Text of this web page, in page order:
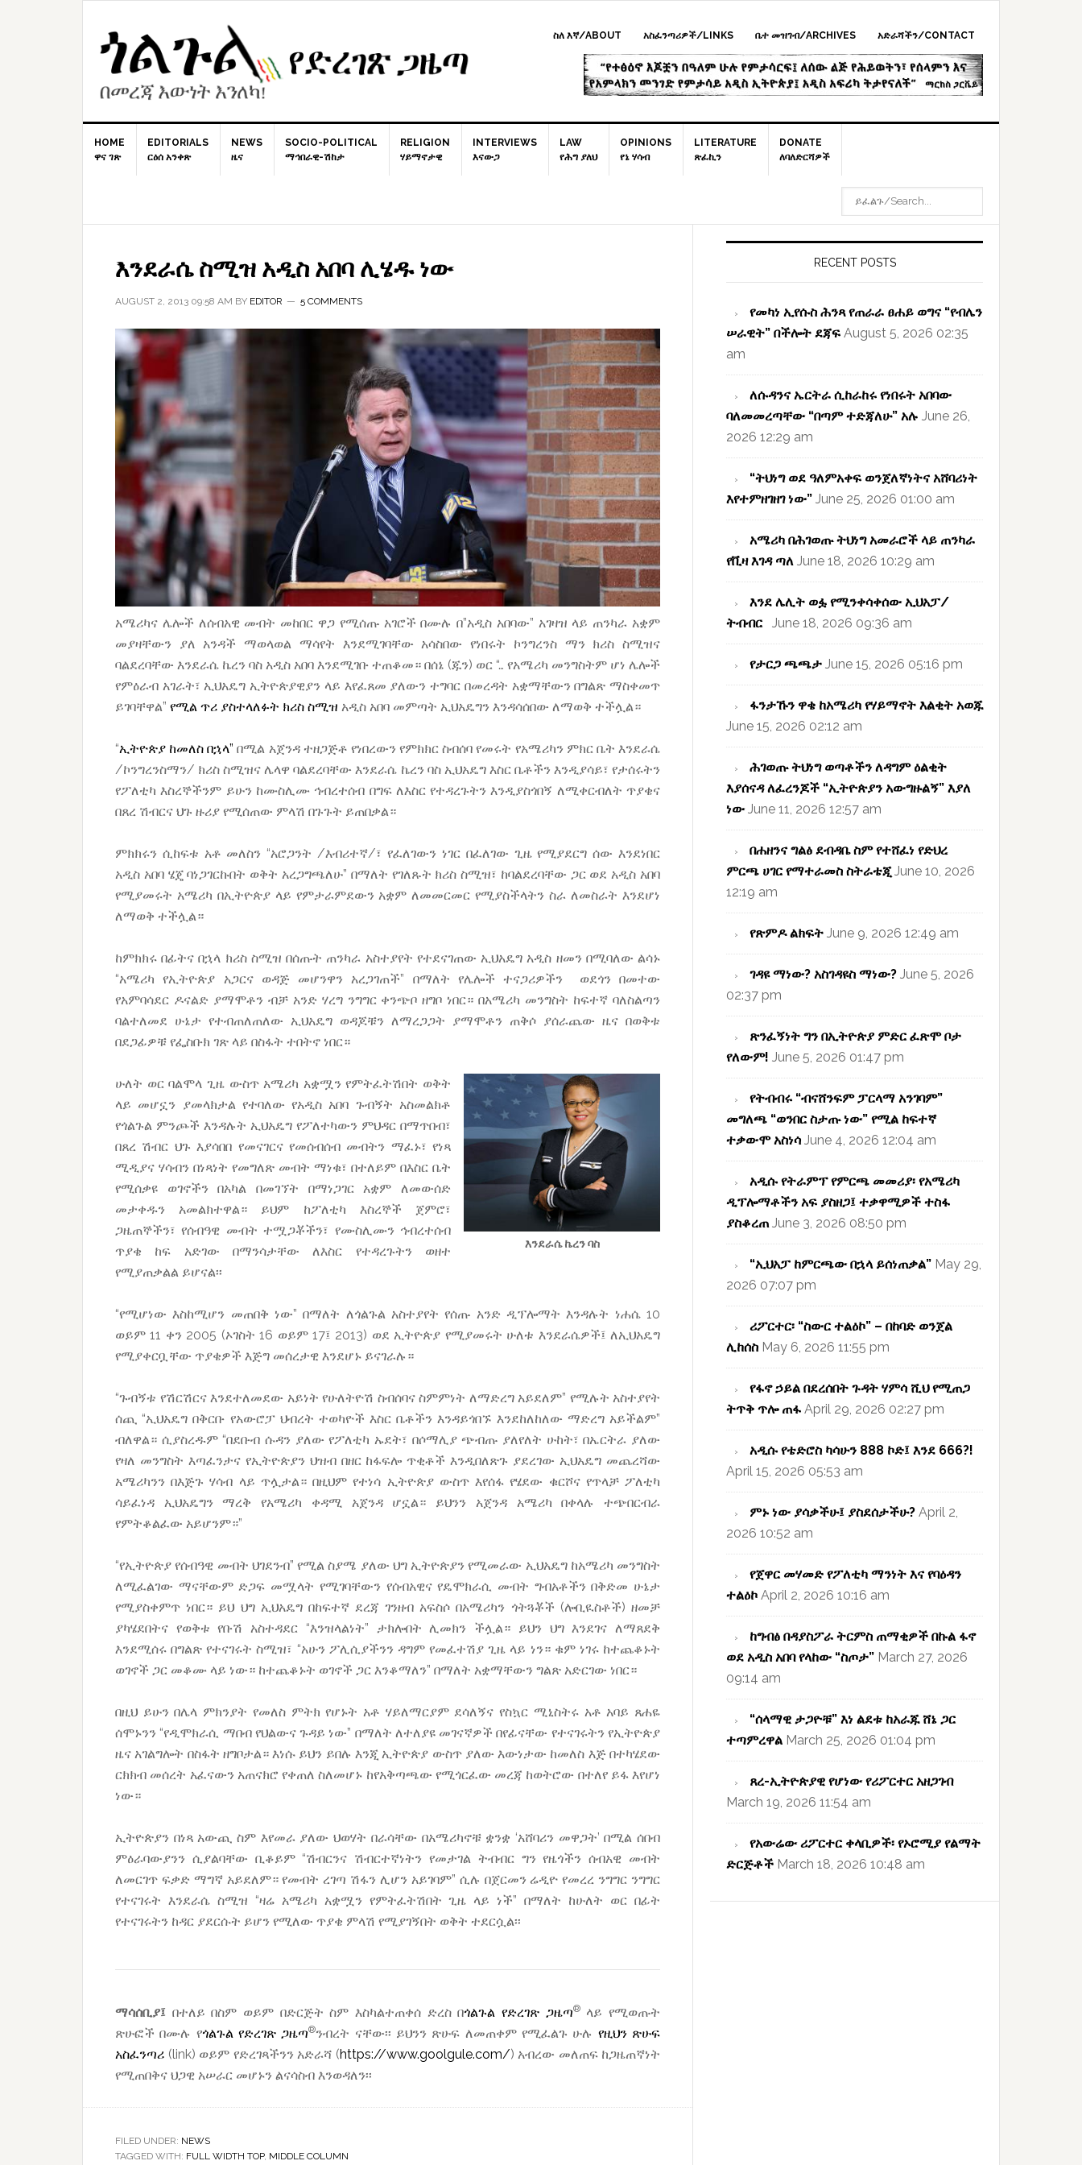
ስለ እኛ/ABOUT አስፈንጣሪዎች/LINKS ቤተ መዝገብ/ARCHIVES አድራሻችን/CONTACT
HOME
ዋና ገጽ
EDITORIALS
ርዕሰ አንቀጽ
NEWS
ዜና
SOCIO-POLITICAL
ማኅበራዊ-ሽከታ
RELIGION
ሃይማኖታዊ
INTERVIEWS
እናውጋ
LAW
የሕግ ያለህ
OPINIONS
የኔ ሃሳብ
LITERATURE
ጽፈኪን
DONATE
ለባለድርሻዎች
እንደራሴ ስሚዝ አዲስ አበባ ሊሄዱ ነው
AUGUST 2, 2013 09:58 AM BY EDITOR 5 COMMENTS
አሜሪካና ሌሎች ለሰብአዊ መብት መከበር ዋጋ የሚሰጡ አገሮች በሙሉ በ”አዲስ አበባው” አገዛዝ ላይ ጠንካራ አቋም
መያዛቸውን ያለ አንዳች ማወላወል ማሳየት እንደሚገባቸው አሳስበው የነበሩት ኮንግረንስ ማን ክሪስ ስሚዝና
ባልደረባቸው እንደራሴ ኬረን ባስ አዲስ አበባ እንደሚገቡ ተጠቆመ። በሰኔ (ጁን) ወር “… የአሜሪካ መንግስትም ሆነ ሌሎች
የምዕራብ አገራት፣ ኢህአዴግ ኢትዮጵያዊያን ላይ እየፈጸመ ያለውን ተግባር በመረዳት አቋማቸውን በግልጽ ማስቀመጥ
ይገባቸዋል” የሚል ጥሪ ያስተላለፉት ክሪስ ስሚዝ አዲስ አበባ መምጣት ኢህአዴግን እንዳሳሰበው ለማወቅ ተችሏል።
“ኢትዮጵያ ከመለስ በኋላ” በሚል አጀንዳ ተዘጋጅቶ የነበረውን የምክክር ስብሰባ የመሩት የአሜሪካን ምክር ቤት እንደራሴ
/ኮንግረንስማን/ ክሪስ ስሚዝና ሌላዋ ባልደረባቸው እንደራሴ ኬረን ባስ ኢህአዴግ እስር ቤቶችን እንዲያሳይ፣ የታሰሩትን
የፖለቲካ እስረኞችንም ይሁን ከሙስሊሙ ኅብረተሰብ በግፍ ለእስር የተዳረጉትን እንዲያስጎበኝ ለሚቀርብለት ጥያቄና
በጸረ ሽብርና ህጉ ዙሪያ የሚሰጠው ምላሽ በጉጉት ይጠበቃል።
ምክክሩን ሲከፍቱ አቶ መለስን “አሮጋንት /እብሪተኛ/፣ የፈለገውን ነገር በፈለገው ጊዜ የሚያደርግ ሰው እንደነበር
አዲስ አበባ ሄጄ ባነጋገርኩበት ወቅት አረጋግጫለሁ” በማለት የገለጹት ክሪስ ስሚዝ፣ ከባልደረባቸው ጋር ወደ አዲስ አበባ
የሚያመሩት አሜሪካ በኢትዮጵያ ላይ የምታራምደውን አቋም ለመመርመር የሚያስችላትን ስራ ለመስራት እንደሆነ
ለማወቅ ተችሏል።
ከምክክሩ በፊትና በኋላ ክሪስ ስሚዝ በሰጡት ጠንካራ አስተያየት የተደናገጠው ኢህአዴግ አዲስ ዘመን በሚባለው ልሳኑ
“አሜሪካ የኢትዮጵያ አጋርና ወዳጅ መሆንዋን አረጋገጠች” በማለት የሌሎች ተናጋሪዎችን ወደጎን በመተው
የአምባሳደር ዶናልድ ያማሞቶን ብቻ አንድ ሃረግ ንግግር ቀንጭቦ ዘግቦ ነበር። በአሜሪካ መንግስት ከፍተኛ ባለስልጣን
ባልተለመደ ሁኔታ የተብጠለጠለው ኢህአዴግ ወዳጆቹን ለማረጋጋት ያማሞቶን ጠቅሶ ያሰራጨው ዜና በወቅቱ
በደጋፊዎቹ የፌስቡክ ገጽ ላይ በስፋት ተበትኖ ነበር።
እንደራሴ ኬረን ባስ
ሁለት ወር ባልሞላ ጊዜ ውስጥ አሜሪካ አቋሟን የምትፈትሽበት ወቅት
ላይ መሆኗን ያመላክታል የተባለው የአዲስ አበባ ጉብኝት አስመልክቶ
የጎልጉል ምንጮች እንዳሉት ኢህአዴግ የፖለተካውን ምህዳር በማጥበብ፣
በጸረ ሽብር ህጉ እያሳበበ የመናገርና የመሰብሰብ መብትን ማፈኑ፣ የነጻ
ሚዲያና ሃሳብን በነጻነት የመግለጽ መብት ማነቁ፣ በተለይም በእስር ቤት
የሚሰቃዩ ወገኖችን በአካል በመገኘት በማነጋገር አቋም ለመውሰድ
መታቀዱን አመልክተዋል። ይህም ከፖለቲካ እስረኞች ጀምሮ፣
ጋዜጠኞችን፣ የሰብዓዊ መብት ተሟጋቾችን፣ የሙስሊሙን ኅብረተሰብ
ጥያቄ ከፍ አድገው በማንሳታቸው ለእስር የተዳረጉትን ወዘተ
የሚያጠቃልል ይሆናል፡፡
“የሚሆነው እስከሚሆን መጠበቅ ነው” በማለት ለጎልጉል አስተያየት የሰጡ አንድ ዲፕሎማት እንዳሉት ነሐሴ 10
ወይም 11 ቀን 2005 (ኦገስት 16 ወይም 17፤ 2013) ወደ ኢትዮጵያ የሚያመሩት ሁለቱ እንደራሴዎች፤ ለኢህአዴግ
የሚያቀርቧቸው ጥያቄዎች እጅግ መሰረታዊ እንደሆኑ ይናገራሉ።
“ጉብኝቱ የሽርሽርና እንደተለመደው አይነት የሁለትዮሽ ስብሰባና ስምምነት ለማድረግ አይደለም” የሚሉት አስተያየት
ሰጪ “ኢህአዴግ በቅርቡ የአውሮፓ ህብረት ተወካዮች እስር ቤቶችን እንዳይጎበኙ እንደከለከለው ማድረግ አይችልም”
ብለዋል። ሲያስረዱም “በደቡብ ሱዳን ያለው የፖለቲካ ኡደት፣ በሶማሊያ ጭብጡ ያለየለት ሁከት፣ በኤርትራ ያለው
የዛለ መንግስት እጣፈንታና የኢትዮጵያን ህዝብ በዘር ከፋፍሎ ጥቂቶች እንዲበለጽጉ ያደረገው ኢህአዴግ መጨረሻው
አሜሪካንን በእጅጉ ሃሳብ ላይ ጥሏታል። በዚህም የተነሳ ኢትዮጵያ ውስጥ እየሰፋ የሄደው ቁርሾና የጥላቻ ፖለቲካ
ሳይፈነዳ ኢህአዴግን ማረቅ የአሜሪካ ቀዳሚ አጀንዳ ሆኗል። ይህንን አጀንዳ አሜሪካ በቀላሉ ተጭበርብራ
የምትቆልፈው አይሆንም።”
“የኢትዮጵያ የሰብዓዊ መብት ህገደንብ” የሚል ስያሜ ያለው ህግ ኢትዮጵያን የሚመራው ኢህአዴግ ከአሜሪካ መንግስት
ለሚፈልገው ማናቸውም ድጋፍ መሟላት የሚገባቸውን የሰብአዊና የዴሞክራሲ መብት ግብአቶችን በቅድመ ሁኔታ
የሚያስቀምጥ ነበር። ይህ ህግ ኢህአዴግ በከፍተኛ ደረጃ ገንዘብ አፍስሶ በአሜሪካን ጎትጓቾች (ሎቢዪስቶች) ዘመቻ
ያካሄደበትና የወቅቱ የቡሽ አስተዳደር “እንዝላልነት” ታክሎበት ሊመክን ችሏል። ይህን ህግ እንደገና ለማጸደቅ
እንደሚሰሩ በግልጽ የተናገሩት ስሚዝ፣ “አሁን ፖሊሲያችንን ዳግም የመፈተሽያ ጊዜ ላይ ነን። ቁም ነገሩ ከተጨቆኑት
ወገኖች ጋር መቆሙ ላይ ነው። ከተጨቆኑት ወገኖች ጋር እንቆማለን” በማለት አቋማቸውን ግልጽ አድርገው ነበር።
በዚህ ይሁን በሌላ ምክንያት የመለስ ምትክ የሆኑት አቶ ሃይለማርያም ደሳለኝና የስኳር ሚኒስትሩ አቶ አባይ ጸሐዬ
ሰሞኑንን “የዲሞክራሲ ማበብ የህልውና ጉዳይ ነው” በማለት ለተለያዩ መገናኛዎች በየፊናቸው የተናገሩትን የኢትዮጵያ
ዜና አገልግሎት በስፋት ዘግቦታል። እነሱ ይህን ይበሉ እንጂ ኢትዮጵያ ውስጥ ያለው እውነታው ከመለስ እጅ በተካሄደው
ርክክብ መሰረት አፈናውን አጠናክሮ የቀጠለ ስለመሆኑ ከየአቅጣጫው የሚጎርፈው መረጃ ከወትሮው በተለየ ይፋ እየሆነ
ነው።
ኢትዮጵያን በነጻ አውጪ ስም እየመራ ያለው ህወሃት በራሳቸው በአሜሪካኖቹ ቋንቋ ‘አሸባሪን መዋጋት’ በሚል ሰበብ
ምዕራባውያንን ሲያልባቸው ቢቆይም “ሽብርንና ሽብርተኛነትን የመታገል ትብብር ግን የዜጎችን ሰብአዊ መብት
ለመርገጥ ፍቃድ ማግኛ አይደለም። የመብት ረገጣ ሽፋን ሊሆን አይገባም” ሲሉ በጀርመን ሬዲዮ የመረረ ንግግር ንግግር
የተናገሩት እንደራሴ ስሚዝ “ዛሬ አሜሪካ አቋሟን የምትፈትሽበት ጊዜ ላይ ነች” በማለት ከሁለት ወር በፊት
የተናገሩትን ከዳር ያደርሱት ይሆን የሚለው ጥያቄ ምላሽ የሚያገኝበት ወቅት ተደርሷል፡፡
ማሳሰቢያ፤ በተለይ በስም ወይም በድርጅት ስም እስካልተጠቀሰ ድረስ በጎልጉል የድረገጽ ጋዜጣ®ላይ የሚወጡት
ጽሁፎች በሙሉ የጎልጉል የድረገጽ ጋዜጣ®ንብረት ናቸው፡፡ ይህንን ጽሁፍ ለመጠቀም የሚፈልጉ ሁሉ የዚህን ጽሁፍ
አስፈንጣሪ (link) ወይም የድረገጻችንን አድራሻ (https://www.goolgule.com/) አብረው መለጠፍ ከጋዜጠኛነት
የሚጠበቅና ህጋዊ አሠራር መሆኑን ልናሳስብ እንወዳለን፡፡
FILED UNDER: NEWS
TAGGED WITH: FULL WIDTH TOP, MIDDLE COLUMN
RECENT POSTS
የመካነ ኢየሱስ ሕንጻ የጠራራ ፀሐይ ወግና “የብሌን
ሠራዊት” በችሎት ደጃፍ August 5, 2026 02:35
am
ለሱዳንና ኤርትራ ሲከራከሩ የነበሩት አበባው
ባለመመረጣቸው “በጣም ተድጃለሁ” አሉ June 26,
2026 12:29 am
“ትህነግ ወደ ዓለምአቀፍ ወንጀለኛነትና አሸባሪነት
እየተምዘገዘገ ነው” June 25, 2026 01:00 am
አሜሪካ በሕገወጡ ትህነግ አመራሮች ላይ ጠንካራ
የቪዛ እገዳ ጣለ June 18, 2026 10:29 am
እንደ ሌሊት ወፏ የሚንቀሳቀሰው ኢህአፓ/
ትብብር June 18, 2026 09:36 am
የታርጋ ጫጫታ June 15, 2026 05:16 pm
ፋንታኹን ዋቄ ከአሜሪካ የሃይማኖት እልቂት አወጁ
June 15, 2026 02:12 am
ሕገወጡ ትህነግ ወጣቶችን ለዳግም ዕልቂት
እያሰናዳ ለፈረንጆች “ኢትዮጵያን አውግዙልኝ” እያለ
ነው June 11, 2026 12:57 am
በሐዘንና ግልፅ ደብዳቤ ስም የተሸፈነ የድህረ
ምርጫ ሀገር የማተራመስ ስትራቴጂ June 10, 2026
12:19 am
የጽምዶ ልክፍት June 9, 2026 12:49 am
ገዳዩ ማነው? አስገዳዩስ ማነው? June 5, 2026
02:37 pm
ጽንፈኝነት ግን በኢትዮጵያ ምድር ፈጽሞ ቦታ
የለውም! June 5, 2026 01:47 pm
የትብብሩ “ብናሸንፍም ፓርላማ አንገባም”
መግለጫ “ወንበር ስታጡ ነው” የሚል ከፍተኛ
ተቃውሞ አስነሳ June 4, 2026 12:04 am
አዲሱ የትራምፕ የምርጫ መመሪያ፡ የአሜሪካ
ዲፕሎማቶችን አፍ ያስዘጋ፤ ተቃዋሚዎች ተስፋ
ያስቆረጠ June 3, 2026 08:50 pm
“ኢህአፓ ከምርጫው በኋላ ይሰነጠቃል” May 29,
2026 07:07 pm
ሪፖርተር፡ “ስውር ተልዕኮ” – በከባድ ወንጀል
ሊከሰስ May 6, 2026 11:55 pm
የፋኖ ኃይል በደረሰበት ጉዳት ሃምሳ ሺህ የሚጠጋ
ትጥቅ ጥሎ ጠፋ April 29, 2026 02:27 pm
አዲሱ የቴድሮስ ካሳሁን 888 ኮድ፤ እንደ 666?!
April 15, 2026 05:53 am
ምኑ ነው ያሳቃችሁ፤ ያስደሰታችሁ? April 2,
2026 10:52 am
የጀዋር መሃመድ የፖለቲካ ማንነት እና የባዕዳን
ተልዕኮ April 2, 2026 10:16 am
ከግብፅ በዳያስፖራ ትርምስ ጠማቂዎች በኩል ፋኖ
ወደ አዲስ አበባ የላከው “ስጦታ” March 27, 2026
09:14 am
“ሰላማዊ ታጋዮቹ” እነ ልደቱ ከአራጁ ሸኔ ጋር
ተጣምረዋል March 25, 2026 01:04 pm
ጸረ-ኢትዮጵያዊ የሆነው የሪፖርተር አዘጋገብ
March 19, 2026 11:54 am
የአውሬው ሪፖርተር ቀላቢዎች፡ የኦሮሚያ የልማት
ድርጅቶች March 18, 2026 10:48 am